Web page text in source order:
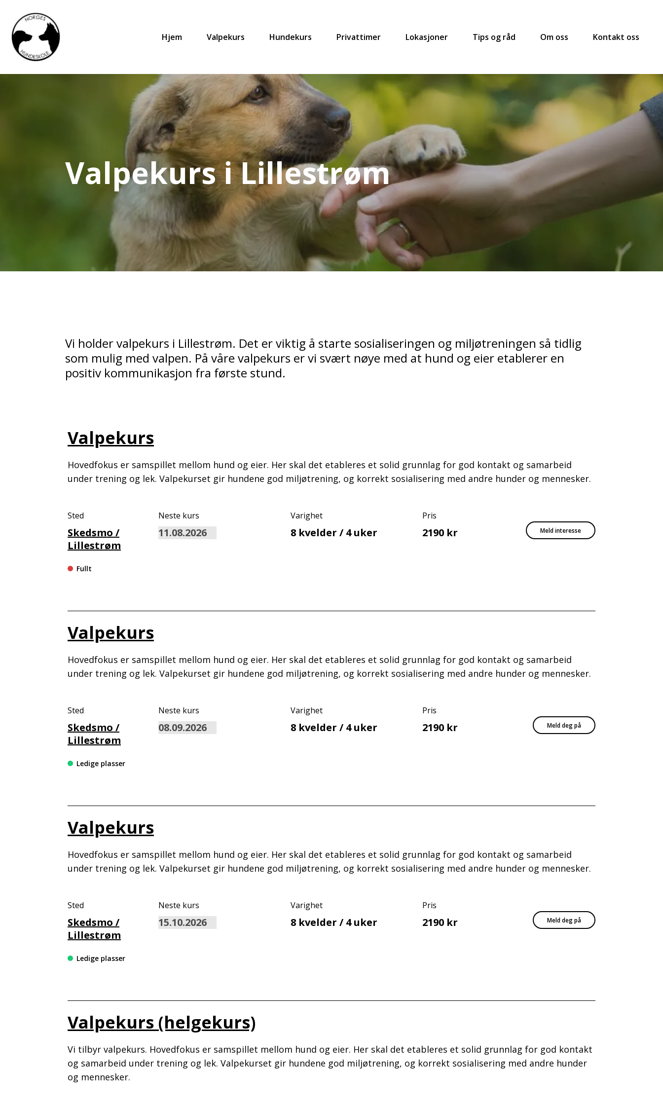
Hjem Valpekurs Hundekurs Privattimer Lokasjoner Tips og råd Om oss Kontakt oss
Valpekurs i Lillestrøm
Vi holder valpekurs i Lillestrøm. Det er viktig å starte sosialiseringen og miljøtreningen så tidlig
som mulig med valpen. På våre valpekurs er vi svært nøye med at hund og eier etablerer en
positiv kommunikasjon fra første stund.
Valpekurs
Hovedfokus er samspillet mellom hund og eier. Her skal det etableres et solid grunnlag for god kontakt og samarbeid
under trening og lek. Valpekurset gir hundene god miljøtrening, og korrekt sosialisering med andre hunder og mennesker.
Sted
Skedsmo /
Lillestrøm
Neste kurs Varighet
8 kvelder / 4 uker
Pris
2190 kr Meld interesse
Fullt
Valpekurs
Hovedfokus er samspillet mellom hund og eier. Her skal det etableres et solid grunnlag for god kontakt og samarbeid
under trening og lek. Valpekurset gir hundene god miljøtrening, og korrekt sosialisering med andre hunder og mennesker.
Sted
Skedsmo /
Lillestrøm
Neste kurs Varighet
8 kvelder / 4 uker
Pris
2190 kr Meld deg på
Ledige plasser
Valpekurs
Hovedfokus er samspillet mellom hund og eier. Her skal det etableres et solid grunnlag for god kontakt og samarbeid
under trening og lek. Valpekurset gir hundene god miljøtrening, og korrekt sosialisering med andre hunder og mennesker.
Sted
Skedsmo /
Lillestrøm
Neste kurs Varighet
8 kvelder / 4 uker
Pris
2190 kr Meld deg på
Ledige plasser
Valpekurs (helgekurs)
Vi tilbyr valpekurs. Hovedfokus er samspillet mellom hund og eier. Her skal det etableres et solid grunnlag for god kontakt
og samarbeid under trening og lek. Valpekurset gir hundene god miljøtrening, og korrekt sosialisering med andre hunder
og mennesker.